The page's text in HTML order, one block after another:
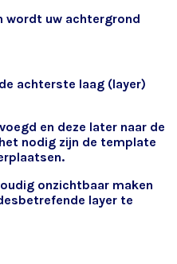
wordt uw achtergrond
achterste laag (layer)
en deze later naar de
nodig zijn de template
onzichtbaar maken
layer te